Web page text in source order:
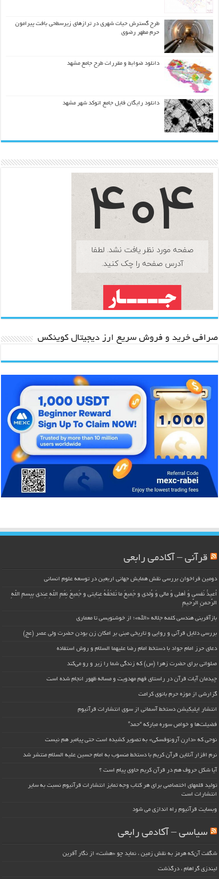
طرح گسترش حیات شهري در ترازهاي زیرسطحی بافت پیرامون
حرم مطهر رضوي
دانلود ضوابط و مقررات طرح جامع مشهد
دانلود رایگان فایل جامع اتوکد شهر مشهد
صرافی خرید و فروش سریع ارز دیجیتال کوینکس
قرآنی – آکادمی رابعی
دومین فراخوان بررسی نقش همایش جهانی اربعین در توسعه علوم انسانی
اُعیذُ نَفسی وَ أهلی وَ مالی وَ وُلدی و جَمیعَ ما تَلحَقُهُ عِنایتی و جَمیعَ نِعَمِ اللّهِ عِندی بِبِسمِ اللّهِ
الرَّحمنِ الرَّحیمِ
بازآفرینی هندسی کلمه جلاله «الله»؛ از خوشنویسی تا معماری
بررسی دلایل قرآنی و روایی و تاریخی مبنی بر امکان زن بودن حضرت ولی عصر (عج)
دعای حرز امام جواد با دستخط امام رضا علیهما السلام و روش استفاده
صلواتی برای حضرت زهرا (س) که زندگی شما را زیر و رو می‌کند
چیدمان آیات قرآن در راستای فهم مهدویت و مساله ظهور انجام شده است
گزارشی از موزه حرم بانوی کرامت
انتشار اپلیکیشن دستخط آسمانی از سوی انتشارات قرآنیوم
فضیلت‌ها و خواص سوره مبارکه “حمد”
نوحی که «دارِن آرونوفسکی» به تصویر کشیده است حتی پیامبر هم نیست
نرم افزار آنلاین قرآن کریم با دستخط منسوب به امام حسین علیه السلام منتشر شد
آیا شکل حروف هم در قرآن کریم حاوی پیام است ؟
تولید قلمهای اختصاصی برای هر کتاب وجه تمایز انتشارات قرآنیوم نسبت به سایر
انتشارات است
وبسایت قرآنیوم راه اندازی می شود
سیاسی – آکادمی رابعی
شگفت آن‌که هرمز به نقش زمین ، نماید چو «هشت» از نگار آفرین
لیندزی گراهام ، درگذشت